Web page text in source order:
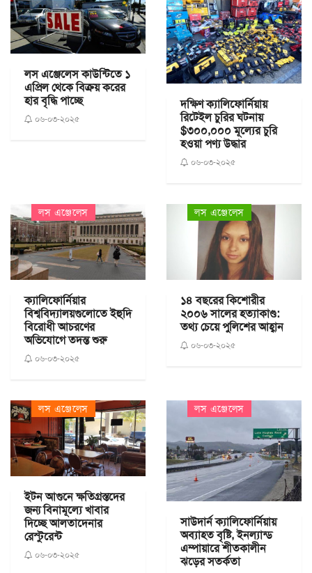
লস এঞ্জেলেস কাউন্টিতে ১
এপ্রিল থেকে বিক্রয় করের
হার বৃদ্ধি পাচ্ছে
০৬-০৩-২০২৫
দক্ষিণ ক্যালিফোর্নিয়ায়
রিটেইল চুরির ঘটনায়
$৩০০,০০০ মূল্যের চুরি
হওয়া পণ্য উদ্ধার
০৬-০৩-২০২৫
লস এঞ্জেলেস
ক্যালিফোর্নিয়ার
বিশ্ববিদ্যালয়গুলোতে ইহুদি
বিরোধী আচরণের
অভিযোগে তদন্ত শুরু
০৬-০৩-২০২৫
লস এঞ্জেলেস
১৪ বছরের কিশোরীর
২০০৬ সালের হত্যাকাণ্ড:
তথ্য চেয়ে পুলিশের আহ্বান
০৬-০৩-২০২৫
লস এঞ্জেলেস
ইটন আগুনে ক্ষতিগ্রস্তদের
জন্য বিনামূল্যে খাবার
দিচ্ছে আলতাদেনার
রেস্টুরেন্ট
০৬-০৩-২০২৫
লস এঞ্জেলেস
সাউদার্ন ক্যালিফোর্নিয়ায়
অব্যাহত বৃষ্টি, ইনল্যান্ড
এম্পায়ারে শীতকালীন
ঝড়ের সতর্কতা